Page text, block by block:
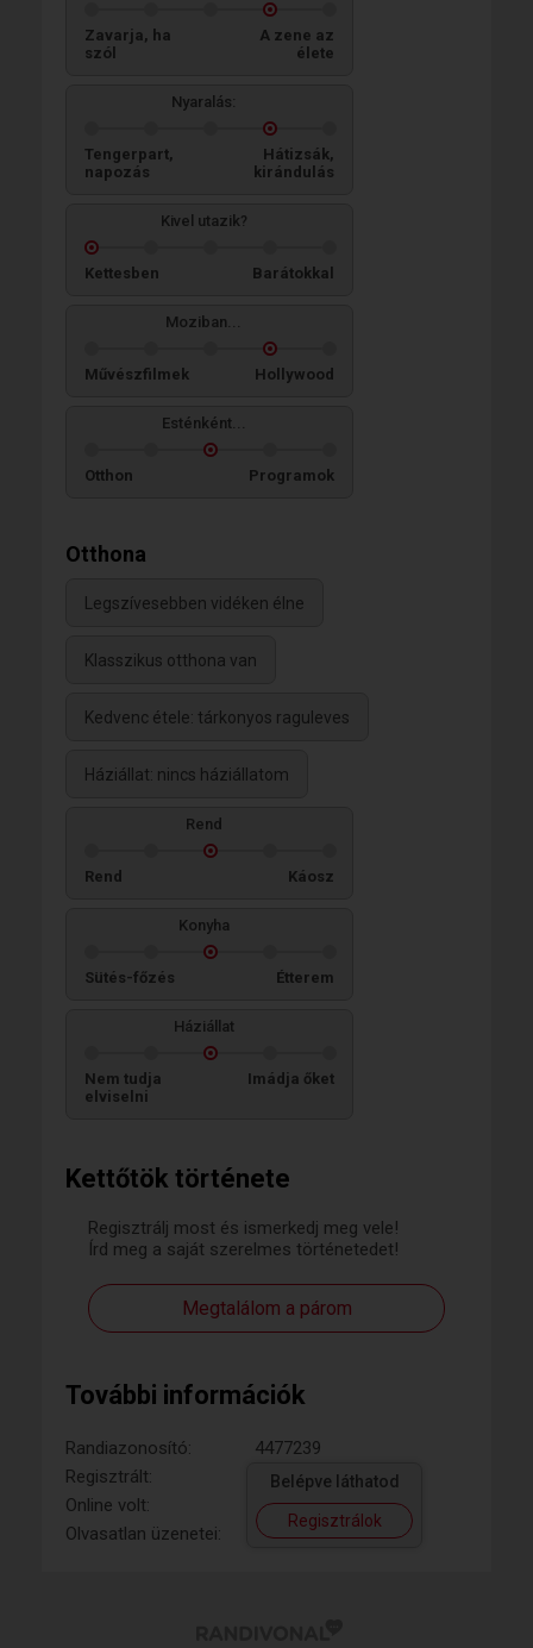
Kettőtök története
Regisztrálj most és ismerkedj meg vele!
Írd meg a saját szerelmes történetedet!
Megtalálom a párom
További információk
Randiazonosító:
4477239
Regisztrált:
Online volt:
Olvasatlan üzenetei:
Belépve láthatod
Regisztrálok
Zavarja, ha
szól
A zene az
élete
Nyaralás:
Tengerpart,
napozás
Hátizsák,
kirándulás
Kivel utazik?
Kettesben Barátokkal
Moziban...
Művészfilmek Hollywood
Esténként...
Otthon Programok
Otthona
Legszívesebben vidéken élne
Klasszikus otthona van
Kedvenc étele: tárkonyos raguleves
Háziállat: nincs háziállatom
Rend
Rend Káosz
Konyha
Sütés-főzés Étterem
Háziállat
Nem tudja
elviselni
Imádja őket